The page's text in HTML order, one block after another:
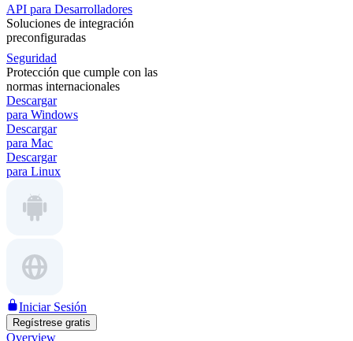
API para Desarrolladores
Soluciones de integración
preconfiguradas
Seguridad
Protección que cumple con las
normas internacionales
Descargar
para Windows
Descargar
para Mac
Descargar
para Linux
Iniciar Sesión
Regístrese gratis
Overview